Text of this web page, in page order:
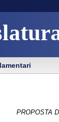
PROPOSTA